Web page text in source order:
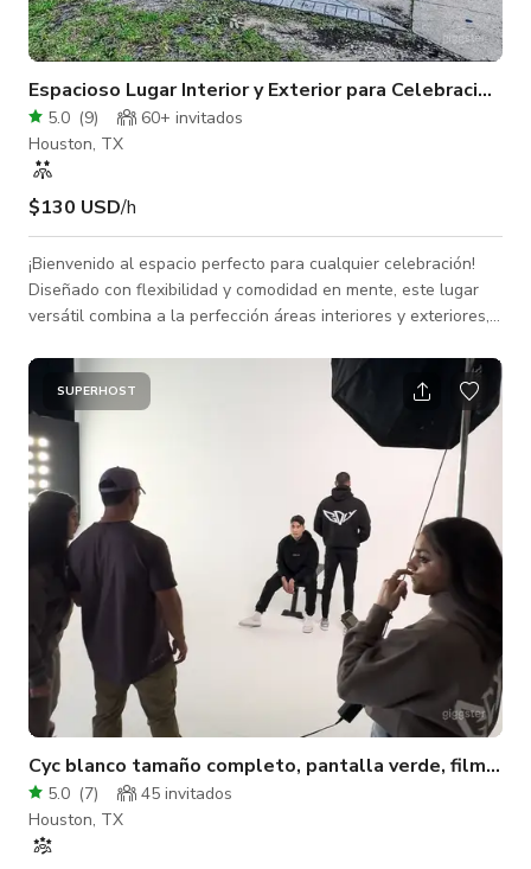
Espacioso Lugar Interior y Exterior para Celebraciones
5.0 (9)
60+ invitados
Houston, TX
$130 USD/h
¡Bienvenido al espacio perfecto para cualquier celebración!
Diseñado con flexibilidad y comodidad en mente, este lugar
versátil combina a la perfección áreas interiores y exteriores,
Ya sea que estés planeando una fiesta de cumpleaños
animada, un baby shower acogedor, un aniversario elegante o
una reunión divertida con amigos, nuestro espacio proporciona
el fondo perfecto para hacer realidad tu visión. En el interior,
enc
SUPERHOST
Cyc blanco tamaño completo, pantalla verde,
5.0 (7)
45 invitados
Houston, TX